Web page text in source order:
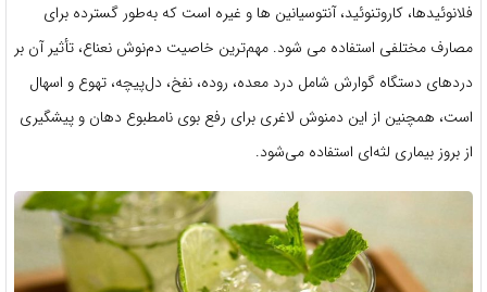
فلانوئیدها، کاروتنوئید، آنتوسیانین ها و غیره است که به‌طور گسترده برای
مصارف مختلفی استفاده می شود. مهم‌ترین خاصیت دم‌نوش نعناع، تأثیر آن بر
دردهای دستگاه گوارش شامل درد معده، روده، نفخ، دل‌پیچه، تهوع و اسهال
است، همچنین از این دمنوش لاغری برای رفع بوی نامطبوع دهان و پیشگیری
از بروز بیماری لثه‌ای استفاده می‌شود.